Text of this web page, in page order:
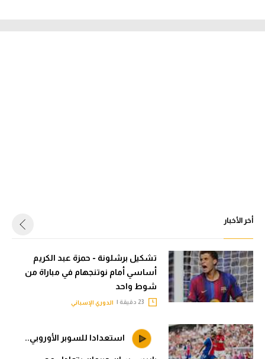
أخر الأخبار
تشكيل برشلونة - حمزة عبد الكريم
أساسي أمام نوتنجهام في مباراة من
شوط واحد
الدوري الإسباني
استعدادا للسوبر الأوروبي..